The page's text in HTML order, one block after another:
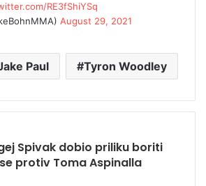
RE3fShiYSq
August 29, 2021
Paul Tyron Woodley
Spivak dobio priliku boriti
se protiv Toma Aspinalla